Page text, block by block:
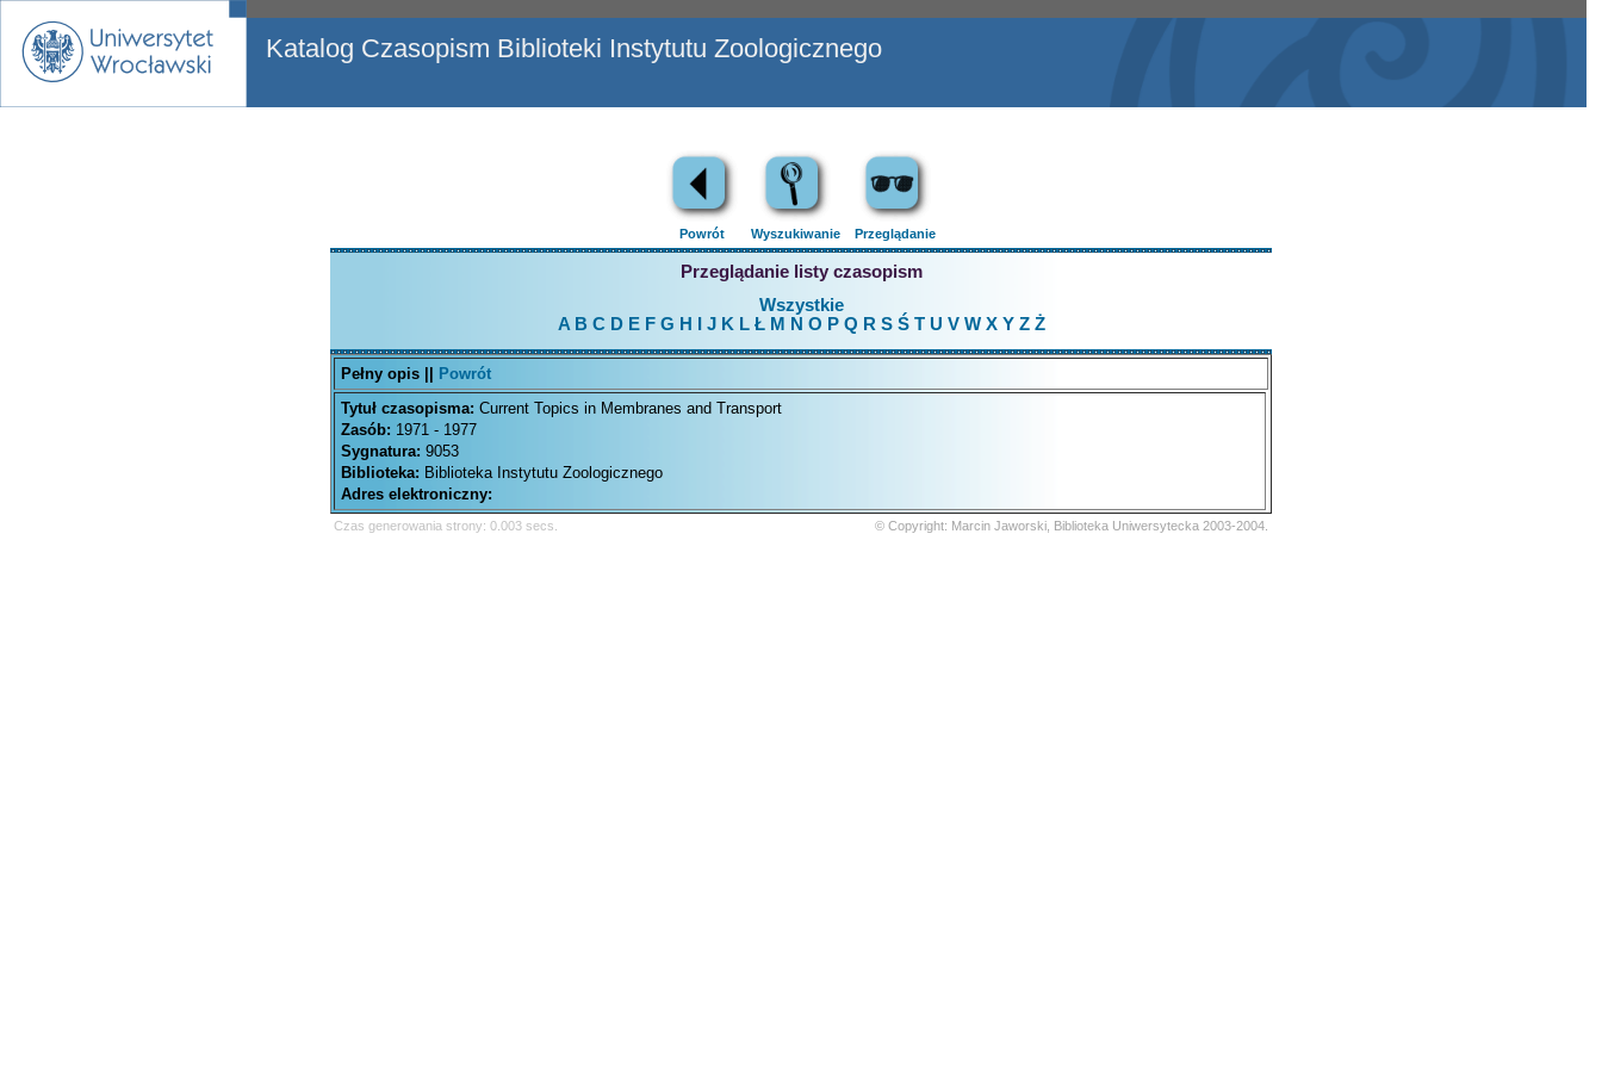
Katalog Czasopism Biblioteki Instytutu Zoologicznego
Powrót Wyszukiwanie Przeglądanie
Przeglądanie listy czasopism
Wszystkie
A B C D EFG H J K L Ł M N O P Q R S Ś T U V W X Y Z Ż
Pełny opis ||
Powrót
Tytuł czasopisma: Current Topics in Membranes and Transport
Zasób: 1971 - 1977
Sygnatura: 9053
Biblioteka: Biblioteka Instytutu Zoologicznego
Adres elektroniczny:
Czas generowania strony: 0.003 secs. © Copyright: Marcin Jaworski, Biblioteka Uniwersytecka 2003-2004.